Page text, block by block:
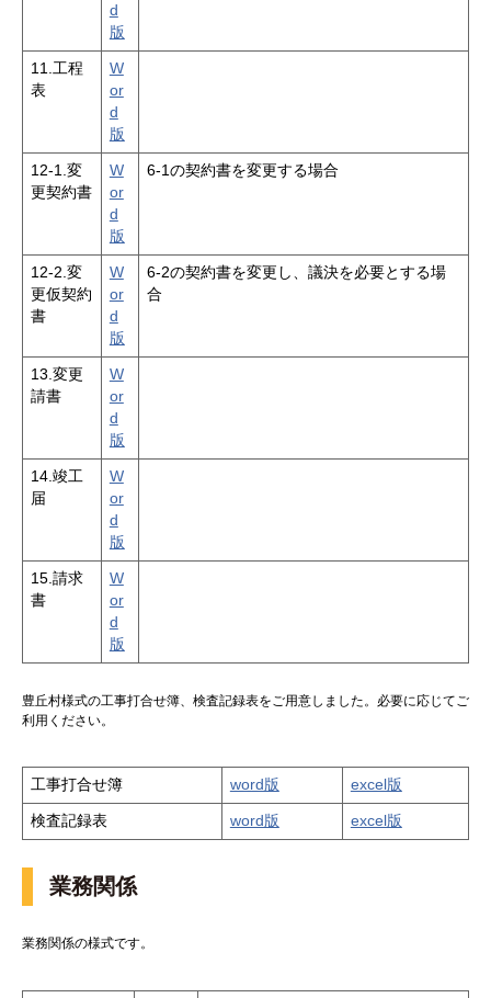
d
版
11.工程
表
W
or
d
版
12-1.変
更契約書
W
or
d
版
6-1の契約書を変更する場合
12-2.変
更仮契約
書
W
or
d
版
6-2の契約書を変更し、議決を必要とする場
合
13.変更
請書
W
or
d
版
14.竣工
届
W
or
d
版
15.請求
書
W
or
d
版
豊丘村様式の工事打合せ簿、検査記録表をご用意しました。必要に応じてご
利用ください。
工事打合せ簿 word版 excel版
検査記録表 word版 excel版
業務関係
業務関係の様式です。